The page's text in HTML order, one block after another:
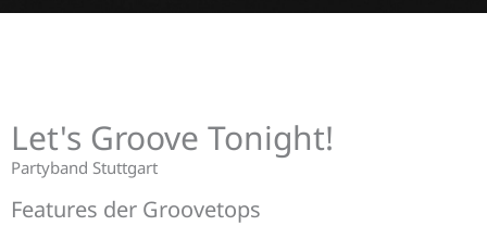
Let's Groove Tonight!
Partyband Stuttgart
Features der Groovetops